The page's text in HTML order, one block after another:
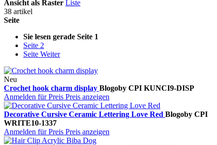
Ansicht als Raster Liste
38 artikel
Seite
Sie lesen gerade Seite 1
Seite 2
Seite Weiter
Neu
Crochet hook charm display Blogoby CPI KUNCI9-DISP
Anmelden für Preis Preis anzeigen
Decorative Cursive Ceramic Lettering Love Red Blogoby CPI
WRITE10-1337
Anmelden für Preis Preis anzeigen